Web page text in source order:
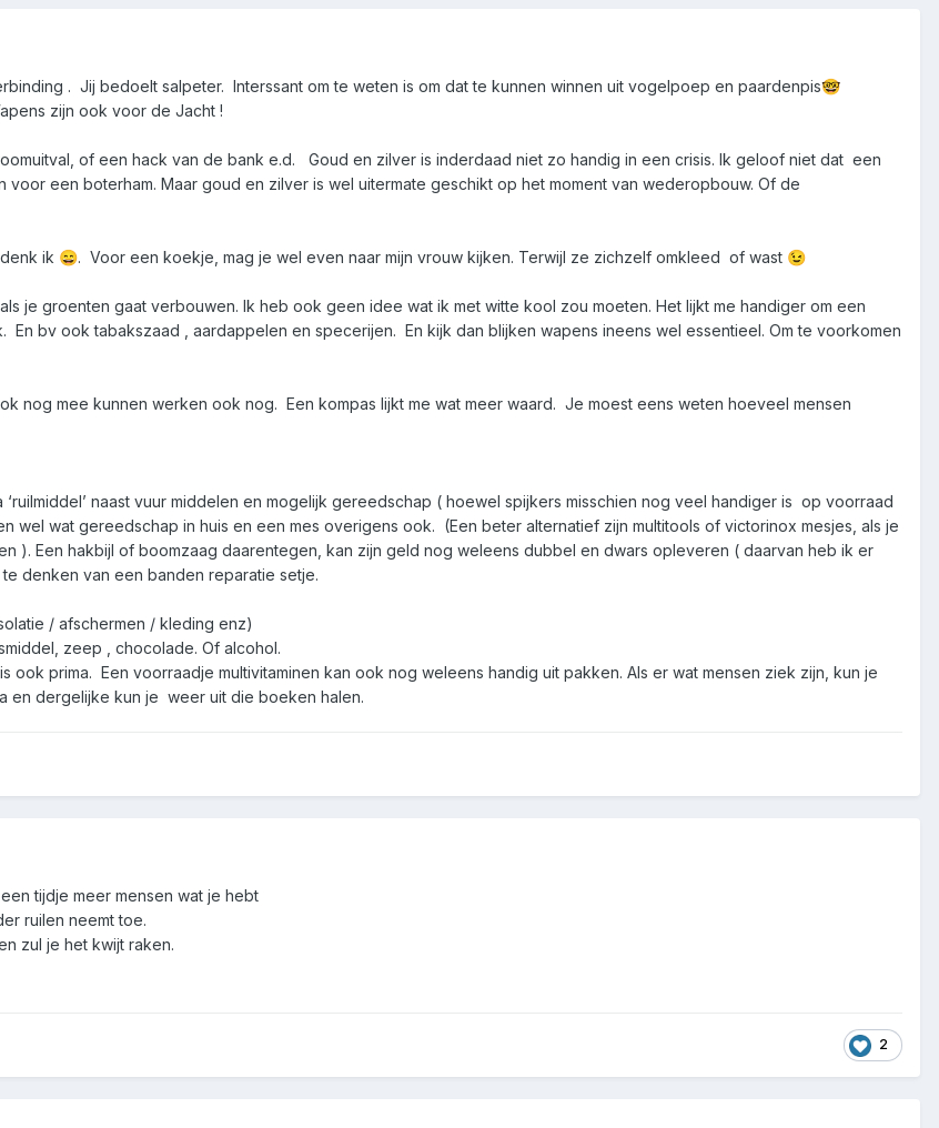
. Jij bedoelt salpeter. Interssant om te weten is om dat te kunnen winnen uit vogelpoep en paardenpis🤓
zijn ook voor de Jacht !
of een hack van de bank e.d. Goud en zilver is inderdaad niet zo handig in een crisis. Ik geloof niet dat een
een boterham. Maar goud en zilver is wel uitermate geschikt op het moment van wederopbouw. Of de
ik 😄. Voor een koekje, mag je wel even naar mijn vrouw kijken. Terwijl ze zichzelf omkleed of wast 😉
je groenten gaat verbouwen. Ik heb ook geen idee wat ik met witte kool zou moeten. Het lijkt me handiger om een
En bv ook tabakszaad , aardappelen en specerijen. En kijk dan blijken wapens ineens wel essentieel. Om te voorkomen
nog mee kunnen werken ook nog. Een kompas lijkt me wat meer waard. Je moest eens weten hoeveel mensen
naast vuur middelen en mogelijk gereedschap ( hoewel spijkers misschien nog veel handiger is op voorraad
wel wat gereedschap in huis en een mes overigens ook. (Een beter alternatief zijn multitools of victorinox mesjes, als je
). Een hakbijl of boomzaag daarentegen, kan zijn geld nog weleens dubbel en dwars opleveren ( daarvan heb ik er
denken van een banden reparatie setje.
/ afschermen / kleding enz)
zeep , chocolade. Of alcohol.
ook prima. Een voorraadje multivitaminen kan ook nog weleens handig uit pakken. Als er wat mensen ziek zijn, kun je
en dergelijke kun je weer uit die boeken halen.
tijdje meer mensen wat je hebt
ruilen neemt toe.
zul je het kwijt raken.
2